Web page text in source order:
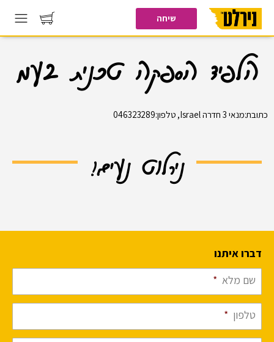
שיחה
הלפיד הספקה טכנית בעמ
כתובת:מנאי 3 חדרה Israel, טלפון:046323289
נירלוט נעים!
דברו איתנו
שם מלא *
טלפון *